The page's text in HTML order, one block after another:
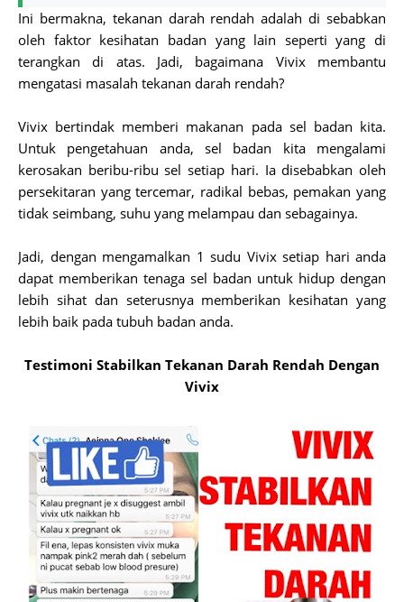
Ini bermakna, tekanan darah rendah adalah di sebabkan
oleh faktor kesihatan badan yang lain seperti yang di
terangkan di atas. Jadi, bagaimana Vivix membantu
mengatasi masalah tekanan darah rendah?
Vivix bertindak memberi makanan pada sel badan kita.
Untuk pengetahuan anda, sel badan kita mengalami
kerosakan beribu-ribu sel setiap hari. Ia disebabkan oleh
persekitaran yang tercemar, radikal bebas, pemakan yang
tidak seimbang, suhu yang melampau dan sebagainya.
Jadi, dengan mengamalkan 1 sudu Vivix setiap hari anda
dapat memberikan tenaga sel badan untuk hidup dengan
lebih sihat dan seterusnya memberikan kesihatan yang
lebih baik pada tubuh badan anda.
Testimoni Stabilkan Tekanan Darah Rendah Dengan
Vivix